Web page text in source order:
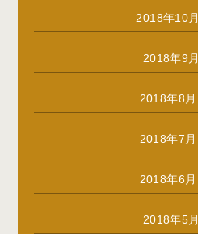
2018年10月
2018年9月
2018年8月
2018年7月
2018年6月
2018年5月